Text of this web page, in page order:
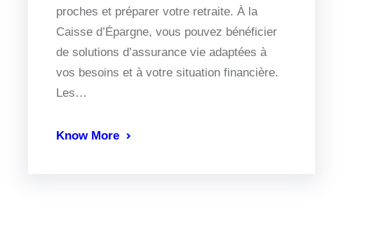
proches et préparer votre retraite. À la
Caisse d’Épargne, vous pouvez bénéficier
de solutions d’assurance vie adaptées à
vos besoins et à votre situation financière.
Les…
Know More